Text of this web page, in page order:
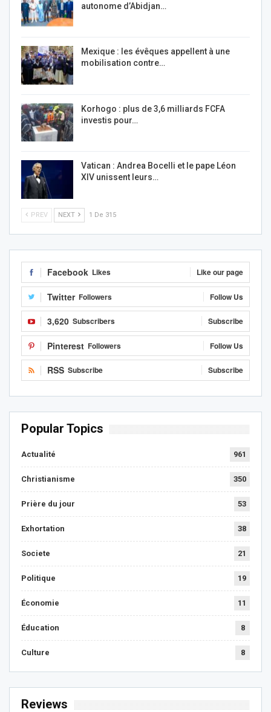
autonome d’Abidjan…
Mexique : les évêques appellent à une
mobilisation contre…
Korhogo : plus de 3,6 milliards FCFA
investis pour…
Vatican : Andrea Bocelli et le pape Léon
XIV unissent leurs…
PREV NEXT 1 De 315
Facebook Likes Like our page
Twitter Followers Follow Us
3,620 Subscribers Subscribe
Pinterest Followers Follow Us
RSS Subscribe Subscribe
Popular Topics
Actualité 961
Christianisme 350
Prière du jour 53
Exhortation 38
Societe 21
Politique 19
Économie 11
Éducation 8
Culture 8
Reviews